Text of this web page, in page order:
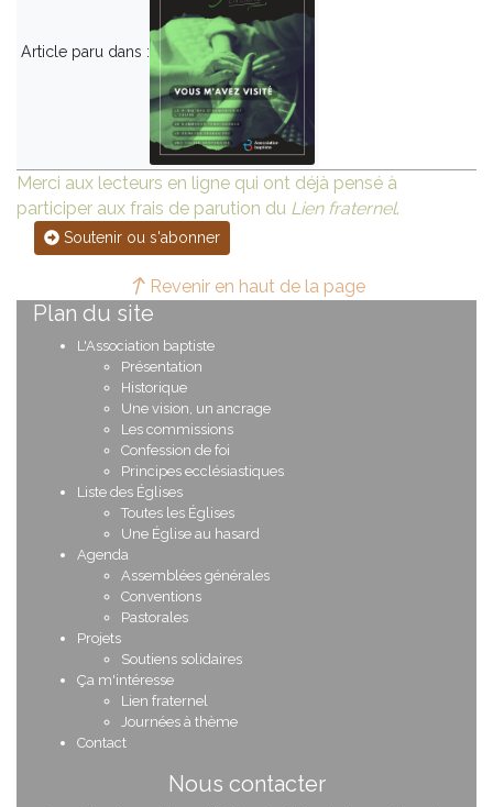
Article paru dans :
Merci aux lecteurs en ligne qui ont déjà pensé à
participer aux frais de parution du Lien fraternel.
Soutenir ou s'abonner
Revenir en haut de la page
Plan du site
L'Association baptiste
Présentation
Historique
Une vision, un ancrage
Les commissions
Confession de foi
Principes ecclésiastiques
Liste des Églises
Toutes les Églises
Une Église au hasard
Agenda
Assemblées générales
Conventions
Pastorales
Projets
Soutiens solidaires
Ça m'intéresse
Lien fraternel
Journées à thème
Contact
Nous contacter